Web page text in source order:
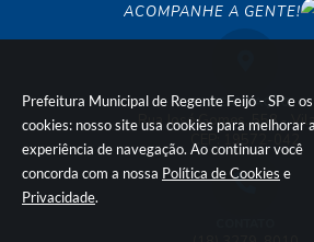
Prefeitura Municipal de Regente Feijó - SP e os
cookies: nosso site usa cookies para melhorar
experiência de navegação. Ao continuar você
concorda com a nossa Política de Cookies e
Privacidade.
ACOMPANHE A GENTE!
LOCALIZAÇÃO
Rua José Gomes, 558 - Vila
CEP: 19572-042